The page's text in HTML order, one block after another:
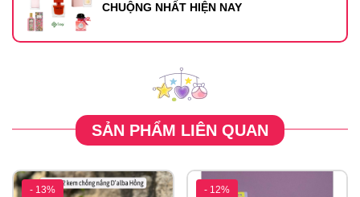
CHUỘNG NHẤT HIỆN NAY
SẢN PHẨM LIÊN QUAN
- 13% - 12%